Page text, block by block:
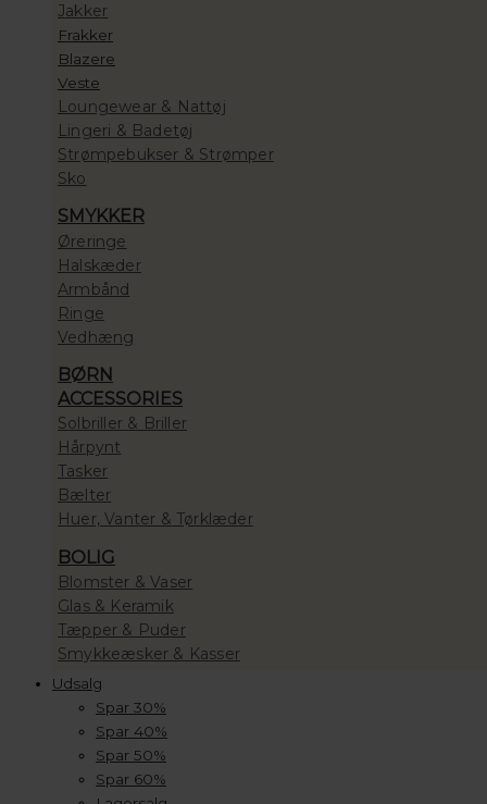
Jakker
Frakker
Blazere
Veste
Loungewear & Nattøj
Lingeri & Badetøj
Strømpebukser & Strømper
Sko
SMYKKER
Øreringe
Halskæder
Armbånd
Ringe
Vedhæng
BØRN
ACCESSORIES
Solbriller & Briller
Hårpynt
Tasker
Bælter
Huer, Vanter & Tørklæder
BOLIG
Blomster & Vaser
Glas & Keramik
Tæpper & Puder
Smykkeæsker & Kasser
Udsalg
Spar 30%
Spar 40%
Spar 50%
Spar 60%